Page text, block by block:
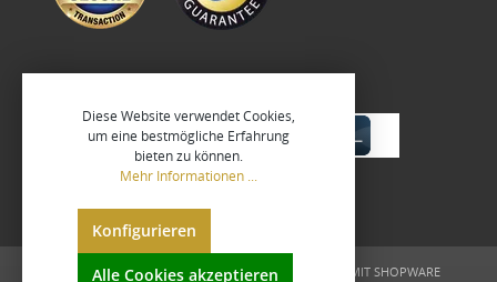
UMGESETZT VONXEROGRAFIX GMBH REALISIERT MIT SHOPWARE
Diese Website verwendet Cookies,
um eine bestmögliche Erfahrung
bieten zu können.
Mehr Informationen ...
Konfigurieren
Alle Cookies akzeptieren